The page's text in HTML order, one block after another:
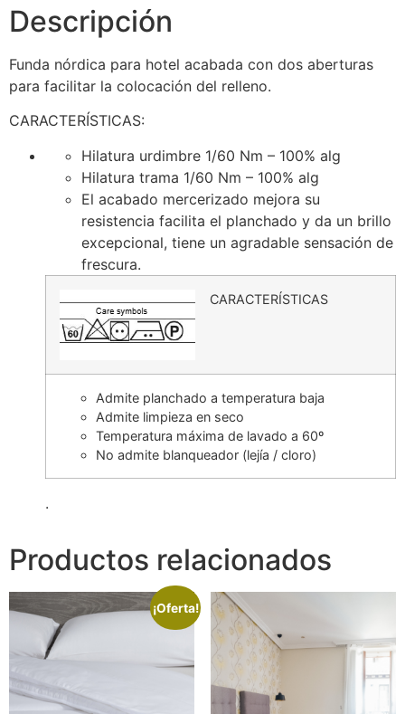
Descripción
Funda nórdica para hotel acabada con dos aberturas
para facilitar la colocación del relleno.
CARACTERÍSTICAS:
Hilatura urdimbre 1/60 Nm – 100% alg
Hilatura trama 1/60 Nm – 100% alg
El acabado mercerizado mejora su
resistencia facilita el planchado y da un brillo
excepcional, tiene un agradable sensación de
frescura.
CARACTERÍSTICAS
Admite planchado a temperatura baja
Admite limpieza en seco
Temperatura máxima de lavado a 60º
No admite blanqueador (lejía / cloro)
.
Productos relacionados
¡Oferta!